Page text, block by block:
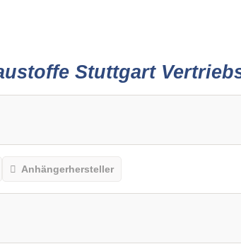
Stuttgart
Anhängerhersteller